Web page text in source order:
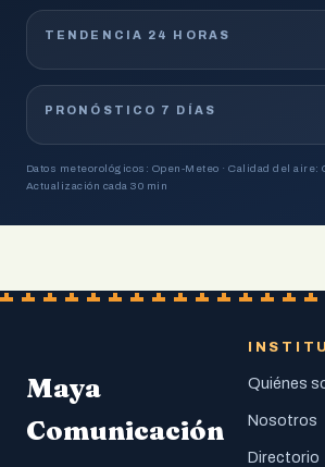
TENDENCIA 24 HORAS
PRONÓSTICO 7 DÍAS
Datos meteorológicos: Open-Meteo · Calidad del aire:
Actualización cada 30 min
Maya
Comunicación
Quiénes
Nosotros
Directorio